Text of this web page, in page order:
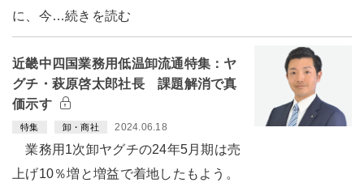
に、今…続きを読む
近畿中四国業務用低温卸流通特集：ヤ
グチ・萩原啓太郎社長 課題解消で真
価示す
特集 卸・商社 2024.06.18
業務用1次卸ヤグチの24年5月期は売
上げ10％増と増益で着地したもよう。